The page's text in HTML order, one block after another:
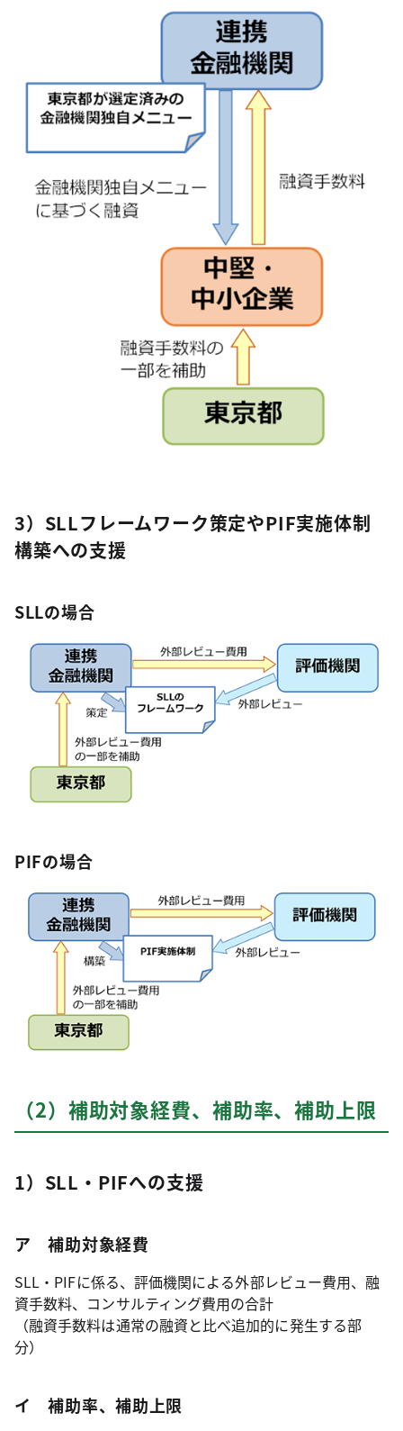
3）SLLフレームワーク策定やPIF実施体制
構築への支援
SLLの場合
PIFの場合
（2）補助対象経費、補助率、補助上限
1）SLL・PIFへの支援
ア 補助対象経費
SLL・PIFに係る、評価機関による外部レビュー費用、融
資手数料、コンサルティング費用の合計
（融資手数料は通常の融資と比べ追加的に発生する部
分）
イ 補助率、補助上限